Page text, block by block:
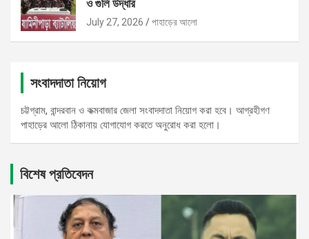
ও গুলি উদ্ধার
July 27, 2026 পাহাড়ের আলো
সংবাদদাতা নিয়োগ
চট্টগ্রাম, বান্দরবান ও কক্মবাজার জেলা সংবাদদাতা নিয়োগ করা হবে। আগ্রহীগণ
পাহাড়ের আলো ঠিকানায় যোগাযোগ করতে অনুরোধ করা হলো।
বিশেষ প্রতিবেদন